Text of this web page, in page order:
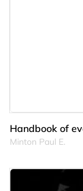
Handbook of
Minton Paul E.